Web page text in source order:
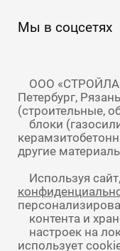
Мы в соцсетях
Петербург,
(строительные,
Используя